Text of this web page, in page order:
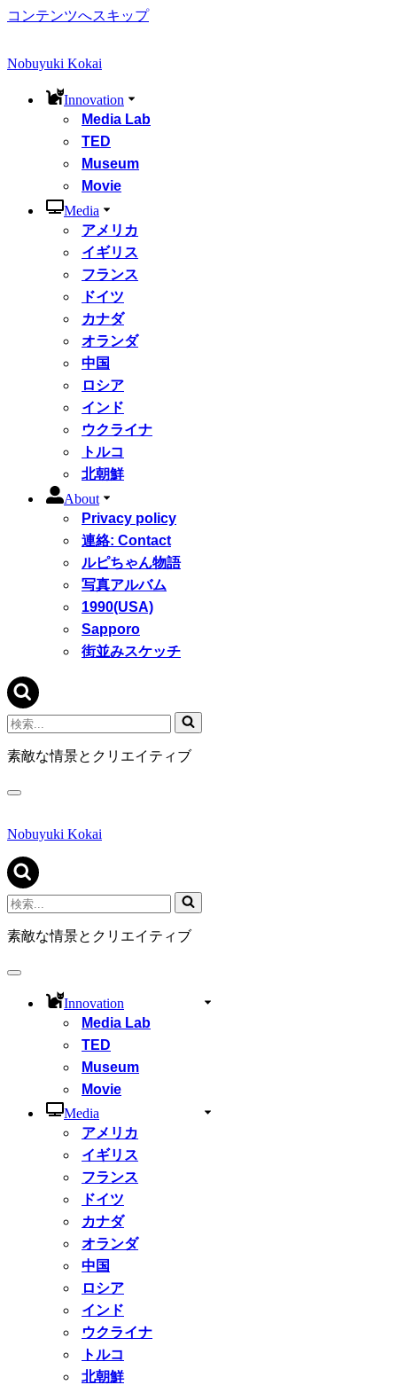
コンテンツへスキップ
Nobuyuki Kokai
Innovation
Media Lab
TED
Museum
Movie
Media
アメリカ
イギリス
フランス
ドイツ
カナダ
オランダ
中国
ロシア
インド
ウクライナ
トルコ
北朝鮮
About
Privacy policy
連絡: Contact
ルピちゃん物語
写真アルバム
1990(USA)
Sapporo
街並みスケッチ
検
索...
素敵な情景とクリエイティブ
ナ
ゲ
シ
ョ
ン
メ
ニ
ュ
Nobuyuki Kokai
検
索...
素敵な情景とクリエイティブ
ナ
Innovation
Media Lab
TED
Museum
Movie
Media
アメリカ
イギリス
フランス
ドイツ
カナダ
オランダ
中国
ロシア
インド
ウクライナ
トルコ
北朝鮮